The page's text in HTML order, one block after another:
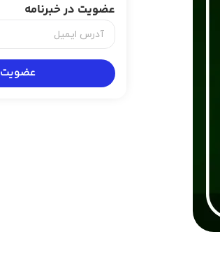
عضویت در خبرنامه
عضویت